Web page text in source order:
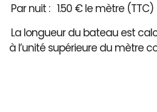
Par nuit : 1.50 € le mètre (TTC)
La longueur du bateau est
à l’unité supérieure du mètre